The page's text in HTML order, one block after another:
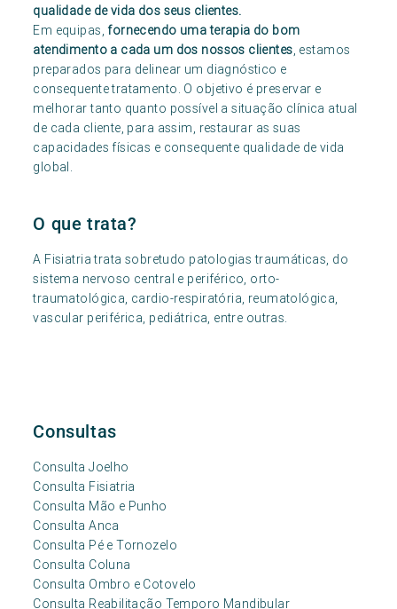
qualidade de vida dos seus clientes.
Em equipas,fornecendo uma terapia do bom
atendimento a cada um dos nossos clientes, estamos
preparados para delinear um diagnóstico e
consequente tratamento. O objetivo é preservar e
melhorar tanto quanto possível a situação clínica atual
de cada cliente, para assim, restaurar as suas
capacidades físicas e consequente qualidade de vida
global.
O que trata?
A Fisiatria trata sobretudo patologias traumáticas, do
sistema nervoso central e periférico, orto-
traumatológica, cardio-respiratória, reumatológica,
vascular periférica, pediátrica, entre outras.
Consultas
Consulta Joelho
Consulta Fisiatria
Consulta Mão e Punho
Consulta Anca
Consulta Pé e Tornozelo
Consulta Coluna
Consulta Ombro e Cotovelo
Consulta Reabilitação Temporo Mandibular